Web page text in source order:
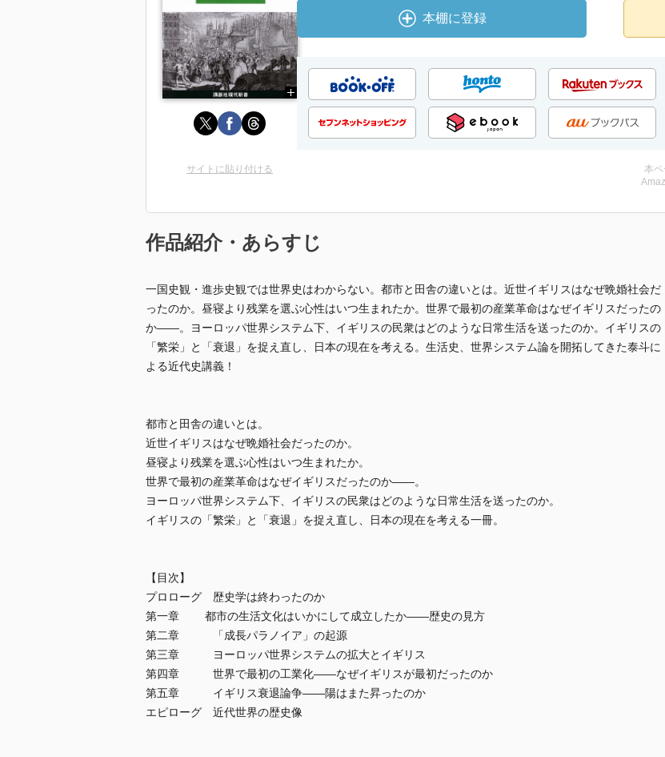
本棚に登録
サイトに貼り付ける
本
作品紹介・あらすじ
一国史観・進歩史観では世界史はわからない。都市と田舎の違いとは。近世イギリスはなぜ晩婚社会だ
ったのか。昼寝より残業を選ぶ心性はいつ生まれたか。世界で最初の産業革命はなぜイギリスだったの
か――。ヨーロッパ世界システム下、イギリスの民衆はどのような日常生活を送ったのか。イギリスの
「繁栄」と「衰退」を捉え直し、日本の現在を考える。生活史、世界システム論を開拓してきた泰斗に
よる近代史講義！
都市と田舎の違いとは。
近世イギリスはなぜ晩婚社会だったのか。
昼寝より残業を選ぶ心性はいつ生まれたか。
世界で最初の産業革命はなぜイギリスだったのか――。
ヨーロッパ世界システム下、イギリスの民衆はどのような日常生活を送ったのか。
イギリスの「繁栄」と「衰退」を捉え直し、日本の現在を考える一冊。
【目次】
プロローグ 歴史学は終わったのか
第一章 都市の生活文化はいかにして成立したか――歴史の見方
第二章 「成長パラノイア」の起源
第三章 ヨーロッパ世界システムの拡大とイギリス
第四章 世界で最初の工業化――なぜイギリスが最初だったのか
第五章 イギリス衰退論争――陽はまた昇ったのか
エピローグ 近代世界の歴史像